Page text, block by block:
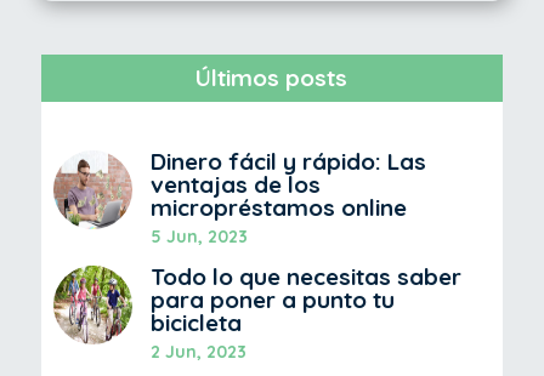
Últimos posts
Dinero fácil y rápido: Las
ventajas de los
micropréstamos online
5 Jun, 2023
Todo lo que necesitas saber
para poner a punto tu
bicicleta
2 Jun, 2023